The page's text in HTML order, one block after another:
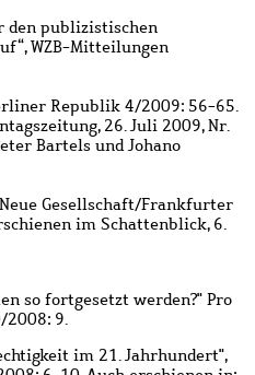
den publizistischen
WZB-Mitteilungen
Republik 4/2009: 56-65.
26. Juli 2009, Nr.
Bartels und Johano
Gesellschaft/Frankfurter
im Schattenblick, 6.
so fortgesetzt werden?" Pro
2008: 9.
im 21. Jahrhundert",